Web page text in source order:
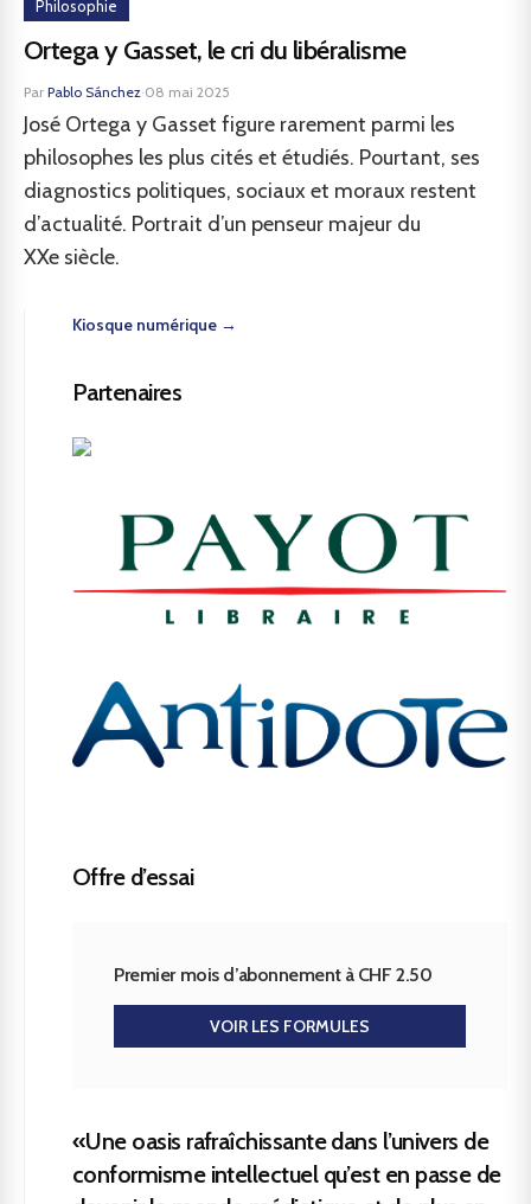
Philosophie
Ortega y Gasset, le cri du libéralisme
Par Pablo Sánchez·08 mai 2025
José Ortega y Gasset figure rarement parmi les
philosophes les plus cités et étudiés. Pourtant, ses
diagnostics politiques, sociaux et moraux restent
d’actualité. Portrait d’un penseur majeur du
XXe siècle.
Kiosque numérique →
Partenaires
Offre d’essai
Premier mois d’abonnement à CHF 2.50
VOIR LES FORMULES
«Une oasis rafraîchissante dans l’univers de
conformisme intellectuel qu’est en passe de